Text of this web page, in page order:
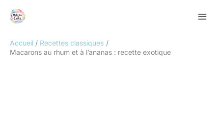
Accueil
Recettes classiques
Macarons au rhum et à l’ananas : recette exotique